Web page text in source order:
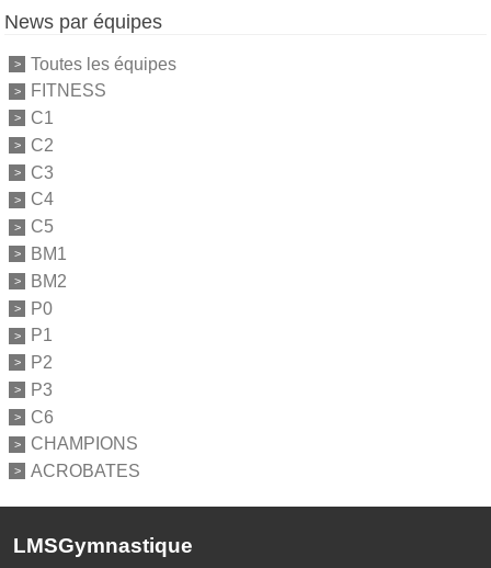
News par équipes
Toutes les équipes
FITNESS
C1
C2
C3
C4
C5
BM1
BM2
P0
P1
P2
P3
C6
CHAMPIONS
ACROBATES
LMSGymnastique